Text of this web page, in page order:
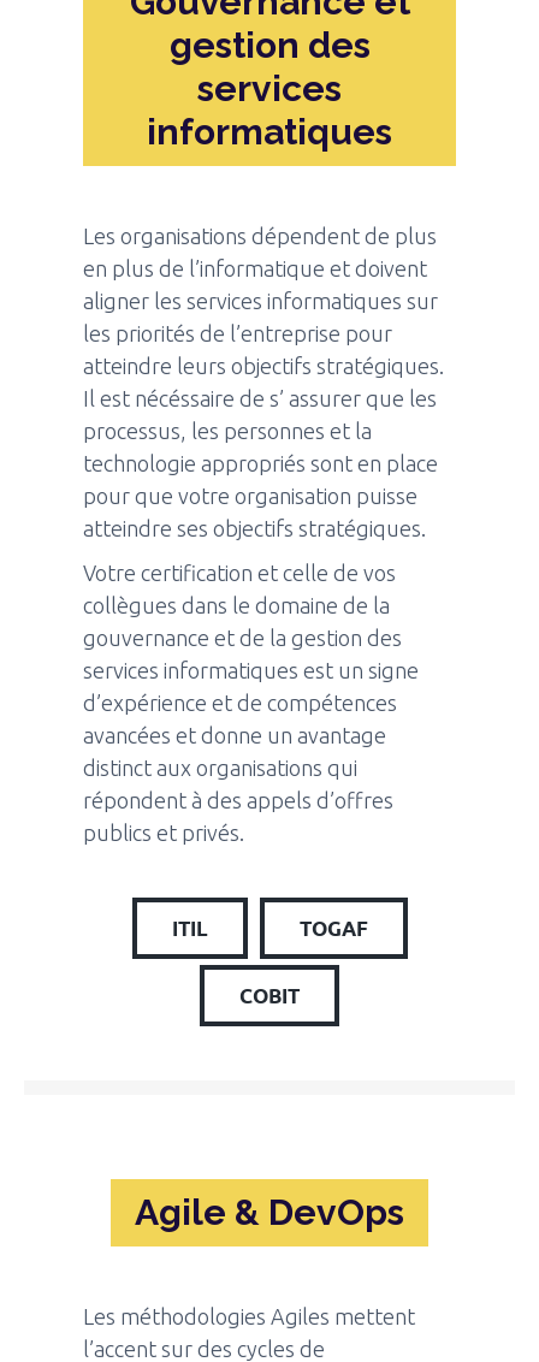
gestion des
services
informatiques
Les organisations dépendent de plus
en plus de l’informatique et doivent
aligner les services informatiques sur
les priorités de l’entreprise pour
atteindre leurs objectifs stratégiques.
Il est nécéssaire de s’ assurer que les
processus, les personnes et la
technologie appropriés sont en place
pour que votre organisation puisse
atteindre ses objectifs stratégiques.
Votre certification et celle de vos
collègues dans le domaine de la
gouvernance et de la gestion des
services informatiques est un signe
d’expérience et de compétences
avancées et donne un avantage
distinct aux organisations qui
répondent à des appels d’offres
publics et privés.
ITIL TOGAF
COBIT
Agile & DevOps
Les méthodologies Agiles mettent
l’accent sur des cycles de